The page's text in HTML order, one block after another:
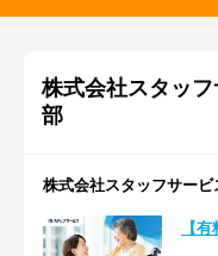
株式会社スタッ
部
株式会社スタッフサービ
【